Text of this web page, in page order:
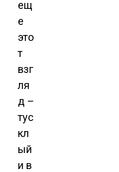
ещ
е
это
т
взг
ля
д –
тус
кл
ый
и в